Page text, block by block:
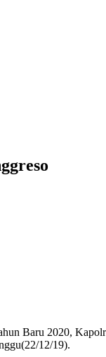
Baru 2020,
12/19).